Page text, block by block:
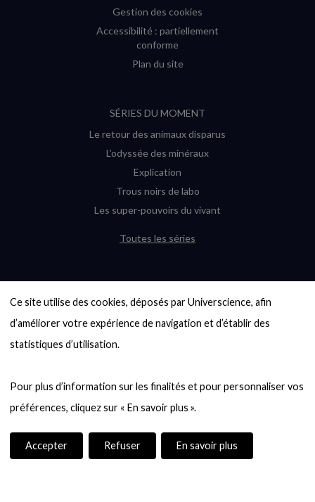
Ce site utilise des cookies, déposés par Universcience, afin
d’améliorer votre expérience de navigation et d’établir des
statistiques d’utilisation.
Pour plus d’information sur les finalités et pour personnaliser vos
Accepter Refuser En savoir plus
Gestion des cookies
Accessibilité : partiellement
conforme
Plan du site
SÉRIES DU MOMENT
Le retour des animaux disparus
L’odyssée des minéraux
Explication
Trous noirs de labo
Les super-pouvoirs du vivant
Toutes les séries
6000 exoplanètes, et pas de « Terre »
en vue ?
Quel avenir pour les cryptos ?
Entre mathématiques et politique : la
quête d’un vote équitable
casse-tête